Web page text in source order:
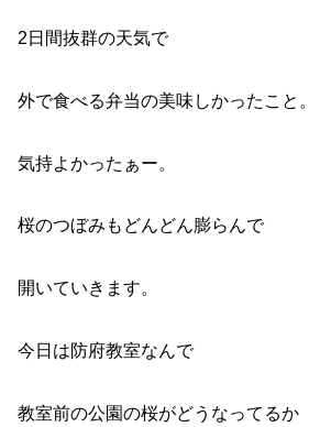
2日間抜群の天気で
外で食べる弁当の美味しかったこと。
気持よかったぁー。
桜のつぼみもどんどん膨らんで
開いていきます。
今日は防府教室なんで
教室前の公園の桜がどうなってるか